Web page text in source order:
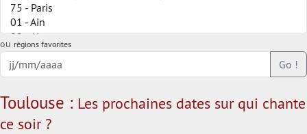
ou régions favorites
Go !
Toulouse : Les prochaines dates sur qui chante
ce soir ?